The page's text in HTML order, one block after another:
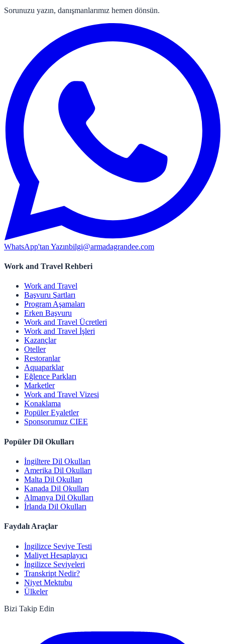
Sorunuzu yazın, danışmanlarımız hemen dönsün.
WhatsApp'tan Yazınbilgi@armadagrandee.com
Work and Travel Rehberi
Work and Travel
Başvuru Şartları
Program Aşamaları
Erken Başvuru
Work and Travel Ücretleri
Work and Travel İşleri
Kazançlar
Oteller
Restoranlar
Aquaparklar
Eğlence Parkları
Marketler
Work and Travel Vizesi
Konaklama
Popüler Eyaletler
Sponsorumuz CIEE
Popüler Dil Okulları
İngiltere Dil Okulları
Amerika Dil Okulları
Malta Dil Okulları
Kanada Dil Okulları
Almanya Dil Okulları
İrlanda Dil Okulları
Faydalı Araçlar
İngilizce Seviye Testi
Maliyet Hesaplayıcı
İngilizce Seviyeleri
Transkript Nedir?
Niyet Mektubu
Ülkeler
Bizi Takip Edin